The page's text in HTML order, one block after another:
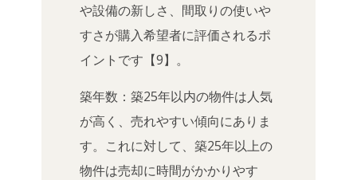
や設備の新しさ、間取りの使いや
すさが購入希望者に評価されるポ
イントです【9】。
築年数：築25年以内の物件は人気
が高く、売れやすい傾向にありま
す。これに対して、築25年以上の
物件は売却に時間がかかりやす